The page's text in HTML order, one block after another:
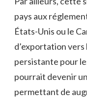
pays aux
États-Unis ou le
d’exportation vers
persistante pour
pourrait devenir
permettant de